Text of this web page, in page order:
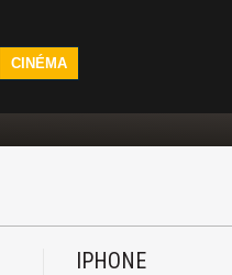
CINÉMA
IPHONE